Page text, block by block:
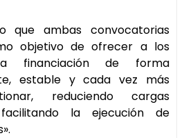
que ambas convocatorias
objetivo de ofrecer a los
financiación de forma
estable y cada vez más
reduciendo cargas
la ejecución de